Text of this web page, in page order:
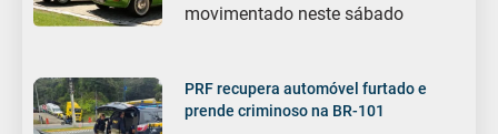
movimentado neste sábado
PRF recupera automóvel furtado e
prende criminoso na BR-101